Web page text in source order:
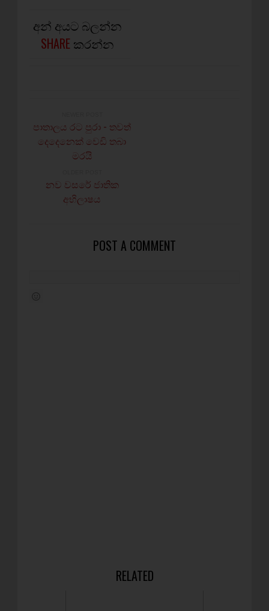
අන් අයට බලන්න
SHARE කරන්න
පාතාලය රට පුරා - තවත්
දෙදෙනෙක් වෙඩි තබා
මරයි
නව වසරේ ජාතික
අභිලාෂය
POST A COMMENT
RELATED